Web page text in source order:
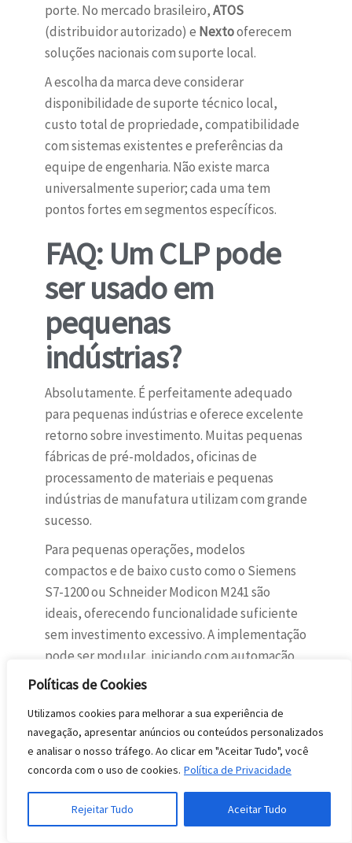
Políticas de Cookies
Utilizamos cookies para melhorar a sua experiência de
navegação, apresentar anúncios ou conteúdos personalizados
e analisar o nosso tráfego. Ao clicar em "Aceitar Tudo", você
concorda com o uso de cookies. Política de Privacidade
Rejeitar Tudo Aceitar Tudo
porte. No mercado brasileiro,ATOS
(distribuidor autorizado) e Nextooferecem
soluções nacionais com suporte local.
A escolha da marca deve considerar
disponibilidade de suporte técnico local,
custo total de propriedade, compatibilidade
com sistemas existentes e preferências da
equipe de engenharia. Não existe marca
universalmente superior; cada uma tem
pontos fortes em segmentos específicos.
FAQ: Um CLP pode
ser usado em
pequenas
indústrias?
Absolutamente. É perfeitamente adequado
para pequenas indústrias e oferece excelente
retorno sobre investimento. Muitas pequenas
fábricas de pré-moldados, oficinas de
processamento de materiais e pequenas
indústrias de manufatura utilizam com grande
sucesso.
Para pequenas operações, modelos
compactos e de baixo custo como o Siemens
S7-1200 ou Schneider Modicon M241 são
ideais, oferecendo funcionalidade suficiente
sem investimento excessivo. A implementação
pode ser modular, iniciando com automação
de um processo crítico e expandindo
Micro e pequenos empreendedores que
buscam estruturar ou automatizar seus
processos produtivos encontram uma solução
escalável. Começar com um projeto piloto em
um equipamento ou linha de produção